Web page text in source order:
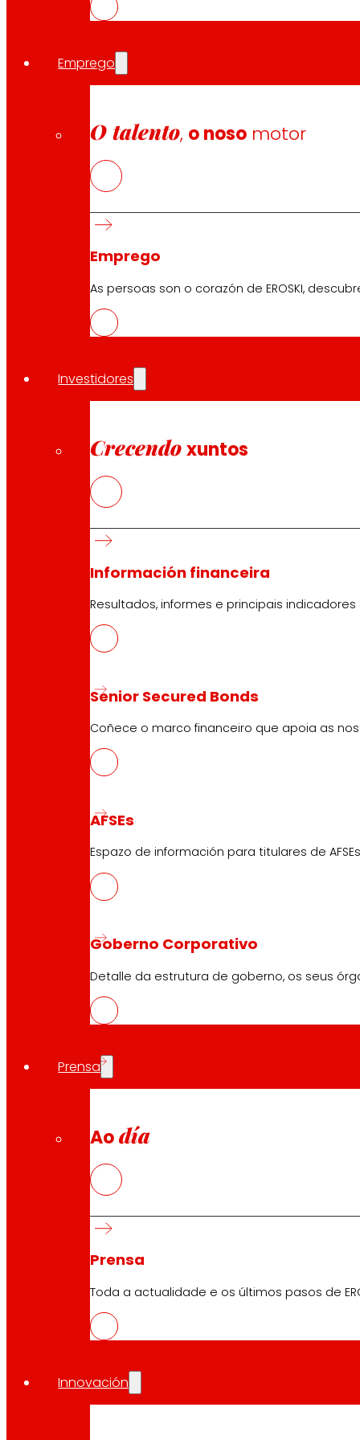
Emprego
O talento, o noso motor
Emprego
As persoas son o corazón de EROSKI,
Investidores
Crecendo xuntos
Información financeira
Resultados, informes e principais
Senior Secured Bonds
Coñece o marco financeiro que apoia as
AFSEs
Espazo de información para titulares de
Goberno Corporativo
Detalle da estrutura de goberno, os seus
Prensa
Ao día
Prensa
Toda a actualidade e os últimos pasos de
Innovación
Atención ao cliente:944 943 444. De luns a sábado
Investidores
Innovación
Tendas EROSKI
Buscador de tendas
Apertura en festivos
Supermercado en liña
Descanso
Electrónica
Tarxeta EROSKI club Mastercard
Encargos
Formulario de contacto
Retiradas de produto
Formas de pagamento
Seguridade e confianza